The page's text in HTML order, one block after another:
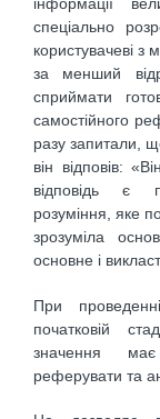
інформації
спеціально
користувачеві
за менший
сприймати
самостійного
разу запитали,
він відповів:
відповідь є
розуміння, яке
зрозуміла
основне і
При
початковій
значення
реферувати та